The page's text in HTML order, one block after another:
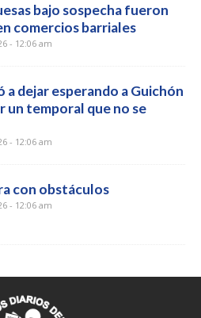
bajo sospecha fueron
comercios barriales
- 12:06 am
a dejar esperando a Guichón
un temporal que no se
- 12:06 am
con obstáculos
- 12:06 am